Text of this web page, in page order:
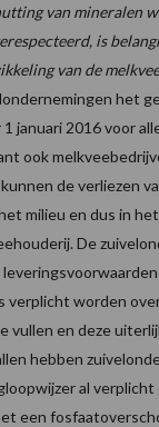
van mineralen
is
van de
het
januari 2016 voor
ook
de verliezen
milieu en dus in
De
verplicht worden
vullen en deze
hebben
al
een